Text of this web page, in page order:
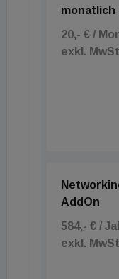
auch, dass
Österreich kaum
haben wir keine
Frankreich oder
wenn dann nur in
„Bleiweiß“ bei
Standl, „da die
Abschleifen –
sein können.“
monatlich
20,- € /
exkl.
AddOn
584,- € /
exkl.